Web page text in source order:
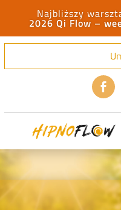
2026 Qi Flow –
